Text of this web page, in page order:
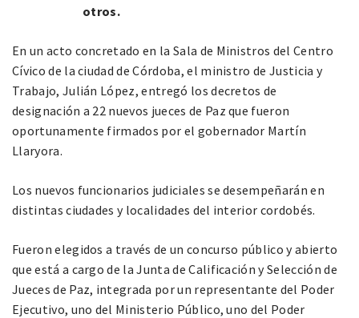
otros.
En un acto concretado en la Sala de Ministros del Centro
Cívico de la ciudad de Córdoba, el ministro de Justicia y
Trabajo, Julián López, entregó los decretos de
designación a 22 nuevos jueces de Paz que fueron
oportunamente firmados por el gobernador Martín
Llaryora.
Los nuevos funcionarios judiciales se desempeñarán en
distintas ciudades y localidades del interior cordobés.
Fueron elegidos a través de un concurso público y abierto
que está a cargo de la Junta de Calificación y Selección de
Jueces de Paz, integrada por un representante del Poder
Ejecutivo, uno del Ministerio Público, uno del Poder